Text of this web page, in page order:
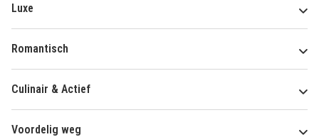
Luxe
Romantisch
Culinair & Actief
Voordelig weg